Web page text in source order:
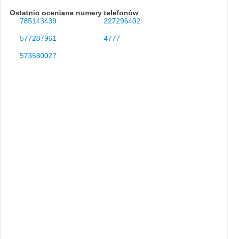
Ostatnio oceniane numery telefonów
785143439
227296402
577287961 4777
573580027